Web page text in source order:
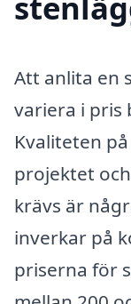
Att anlita en
variera i pris
Kvaliteten
projektet
krävs är
inverkar på
priserna för